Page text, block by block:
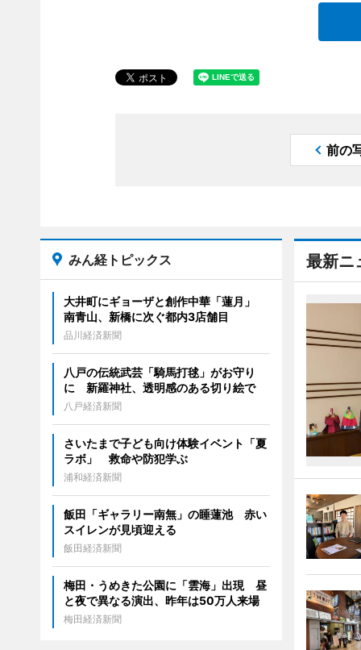
前の
最新ニ
みん経トピックス
大井町にギョーザと創作中華「蓮月」
南青山、新橋に次ぐ都内3店舗目
品川経済新聞
八戸の伝統武芸「騎馬打毬」がお守り
に 新羅神社、透明感のある切り絵で
八戸経済新聞
さいたまで子ども向け体験イベント「夏
ラボ」 救命や防犯学ぶ
浦和経済新聞
飯田「ギャラリー南無」の睡蓮池 赤い
スイレンが見頃迎える
飯田経済新聞
梅田・うめきた公園に「雲海」出現 昼
と夜で異なる演出、昨年は50万人来場
梅田経済新聞